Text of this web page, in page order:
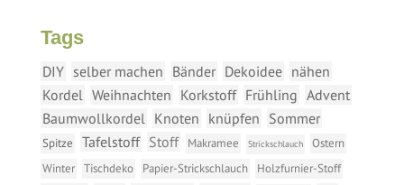
Tags
DIY selber machen Bänder Dekoidee nähen
Kordel Weihnachten Korkstoff Frühling Advent
Baumwollkordel Knoten knüpfen Sommer
Spitze Tafelstoff Stoff Makramee Strickschlauch
Ostern
Winter
Tischdeko Papier-Strickschlauch
Holzfurnier-Stoff